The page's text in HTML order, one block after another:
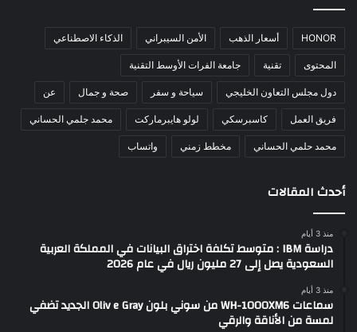
HONOR أسعار الذهب الأمن السيبراني الذكاء الاصطناعي
المحتوى تقنية جامعة الفرات الأوسط التقنية
دول مجلس التعاون الخليجي سياحة و سفر صحة و جمال عن
فريق العمل كاسبرسكي لولو هايبرماركت محمد جلمي الحساني
محمد حلمي الحساني مخطط زمني واتساب
أحدث المقالات
منذ 3 أيام
دراسة IBM : متوسط تكلفة اختراق البيانات في المملكة العربية
السعودية يصل إلى 27 مليون ريال في عام 2026
منذ 3 أيام
سماعات WH-1000XM6 من سوني بلون Oliv e Gray الجديد تضفي
لمسة من الأناقة والرقي